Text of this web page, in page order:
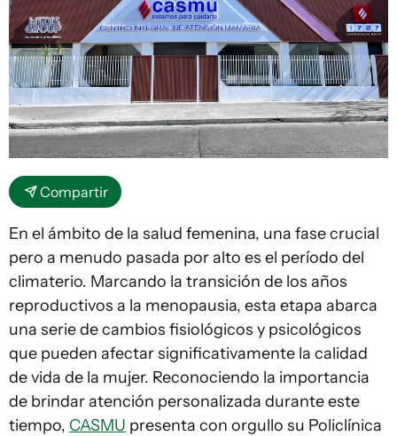
Compartir
En el ámbito de la salud femenina, una fase crucial
pero a menudo pasada por alto es el período del
climaterio. Marcando la transición de los años
reproductivos a la menopausia, esta etapa abarca
una serie de cambios fisiológicos y psicológicos
que pueden afectar significativamente la calidad
de vida de la mujer. Reconociendo la importancia
de brindar atención personalizada durante este
tiempo, CASMU presenta con orgullo su Policlínica